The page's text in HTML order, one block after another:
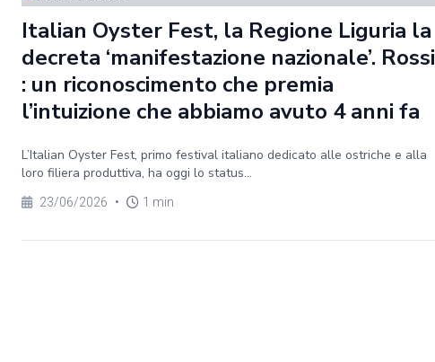
Italian Oyster Fest, la Regione Liguria la
decreta ‘manifestazione nazionale’. Rossi
: un riconoscimento che premia
l’intuizione che abbiamo avuto 4 anni fa
L’Italian Oyster Fest, primo festival italiano dedicato alle ostriche e alla
loro filiera produttiva, ha oggi lo status...
23/06/2026 • 1 min